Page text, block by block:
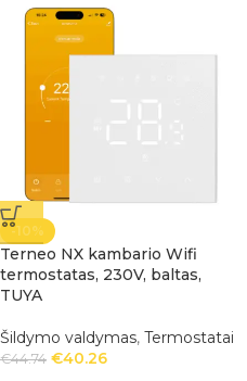
-10%
Terneo NX kambario Wifi
termostatas, 230V, baltas,
TUYA
Šildymo valdymas, Termostatai
€44.74 €40.26